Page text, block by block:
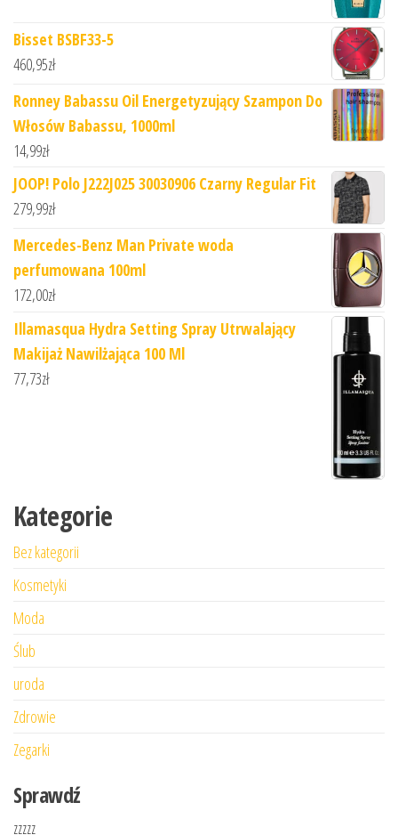
Bisset BSBF33-5
460,95zł
Ronney Babassu Oil Energetyzujący Szampon Do
Włosów Babassu, 1000ml
14,99zł
JOOP! Polo J222J025 30030906 Czarny Regular Fit
279,99zł
Mercedes-Benz Man Private woda
perfumowana 100ml
172,00zł
Illamasqua Hydra Setting Spray Utrwalający
Makijaż Nawilżająca 100 Ml
77,73zł
Kategorie
Bez kategorii
Kosmetyki
Moda
Ślub
uroda
Zdrowie
Zegarki
Sprawdź
zzzzz